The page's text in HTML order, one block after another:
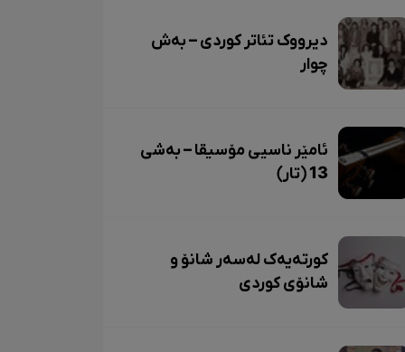
دیرووک تئاتر کوردی – بەش
چوار
ئامێر ناسیی مۆسیقا – بەشی
13 (تار)
کورتەیەک لەسەر شانۆ و
شانۆی کوردی